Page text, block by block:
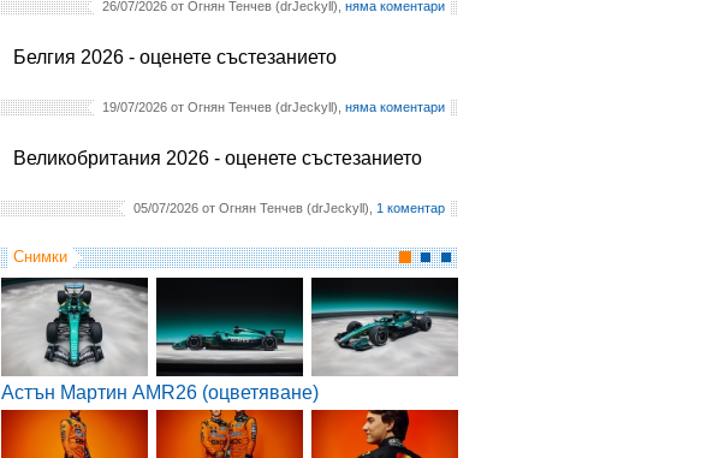
26/07/2026 от Огнян Тенчев (drJeckyll), няма коментари
Белгия 2026 - оценете състезанието
19/07/2026 от Огнян Тенчев (drJeckyll), няма коментари
Великобритания 2026 - оценете състезанието
05/07/2026 от Огнян Тенчев (drJeckyll), 1 коментар
Снимки
Астън Мартин AMR26 (оцветяване)